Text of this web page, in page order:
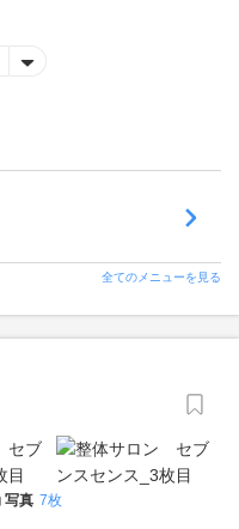
全てのメニューを見る
写真 7枚